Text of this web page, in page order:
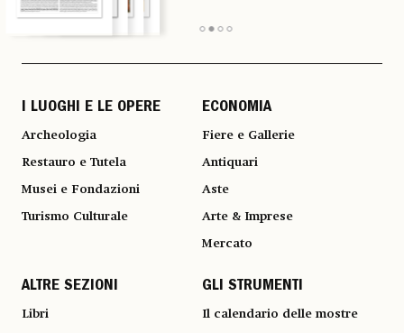
I LUOGHI E LE OPERE
Archeologia
Restauro e Tutela
Musei e Fondazioni
Turismo Culturale
ECONOMIA
Fiere e Gallerie
Antiquari
Aste
Arte & Imprese
Mercato
ALTRE SEZIONI
Libri
GLI STRUMENTI
Il calendario delle mostre